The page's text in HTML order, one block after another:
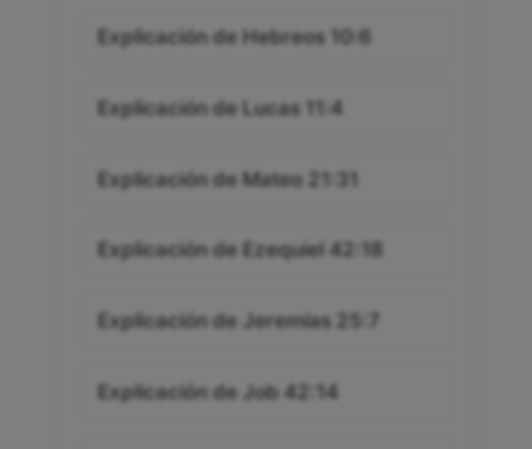
Explicación de Hebreos 10:6
Explicación de Lucas 11:4
Explicación de Mateo 21:31
Explicación de Ezequiel 42:18
Explicación de Jeremías 25:7
Explicación de Job 42:14